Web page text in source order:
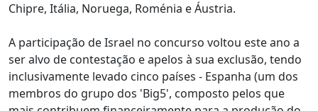
Chipre, Itália, Noruega, Roménia e Áustria.
A participação de Israel no concurso voltou este ano a
ser alvo de contestação e apelos à sua exclusão, tendo
inclusivamente levado cinco países - Espanha (um dos
membros do grupo dos 'Big5', composto pelos que